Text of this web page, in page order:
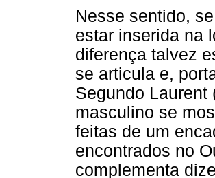
Nesse sentido,
estar inserida na
diferença talvez
se articula e,
Segundo Laurent
masculino se
feitas de um
encontrados no
complementa